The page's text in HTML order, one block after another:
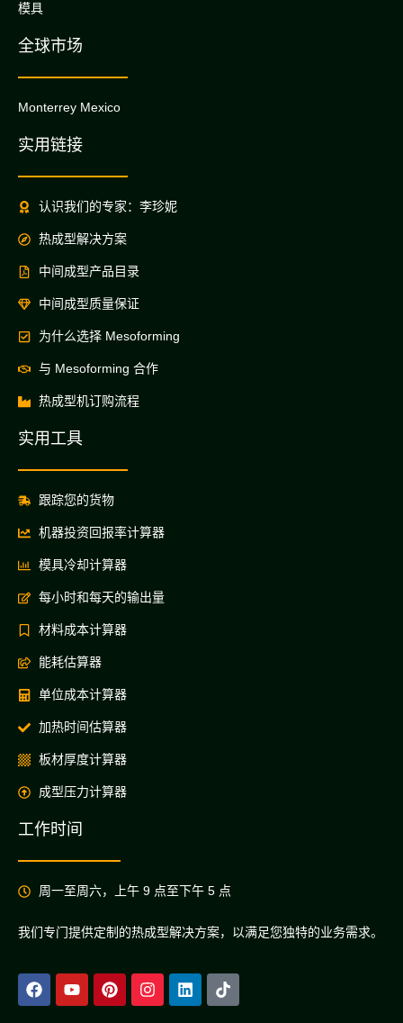
模具
全球市场
Monterrey Mexico
实用链接
认识我们的专家：李珍妮
热成型解决方案
中间成型产品目录
中间成型质量保证
为什么选择 Mesoforming
与 Mesoforming 合作
热成型机订购流程
实用工具
跟踪您的货物
机器投资回报率计算器
模具冷却计算器
每小时和每天的输出量
材料成本计算器
能耗估算器
单位成本计算器
加热时间估算器
板材厚度计算器
成型压力计算器
工作时间
周一至周六，上午 9 点至下午 5 点
我们专门提供定制的热成型解决方案，以满足您独特的业务需求。